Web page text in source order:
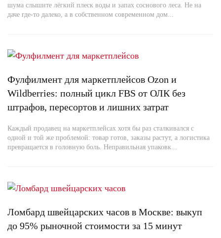
шума слышите лёгкий плеск воды и запах соснового леса. Не на
даче где-то далеко, а в собственном современном дом...
Фулфилмент для маркетплейсов Ozon и
Wildberries: полный цикл FBS от ОЛК без
штрафов, пересортов и лишних затрат
Каждый продавец на маркетплейсах хотя бы раз сталкивался с
одной и той же проблемой: товар готов, заказы растут, а логистика
превращается в головную боль. Неправильная упаковк...
Ломбард швейцарских часов в Москве: выкуп
до 95% рыночной стоимости за 15 минут